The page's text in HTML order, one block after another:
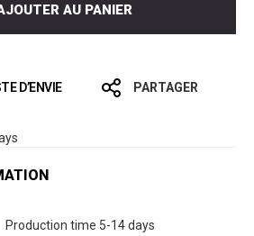
AU PANIER
D’ENVIE PARTAGER
Production time 5-14 days